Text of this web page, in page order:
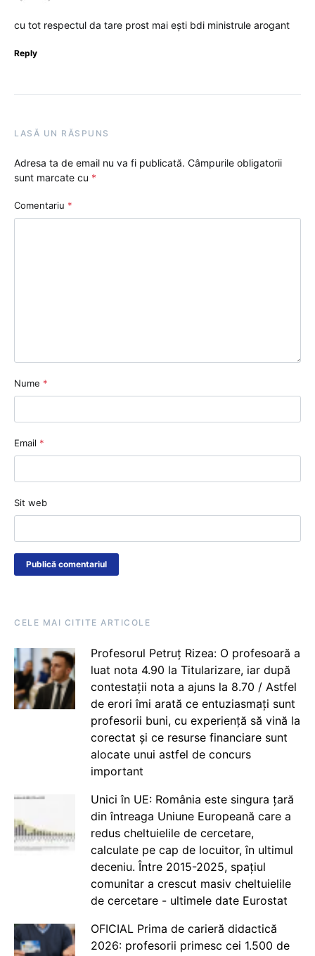
cu tot respectul da tare prost mai ești bdi ministrule arogant
Reply
LASĂ UN RĂSPUNS
Adresa ta de email nu va fi publicată. Câmpurile obligatorii
sunt marcate cu *
Comentariu *
Nume *
Email *
Sit web
CELE MAI CITITE ARTICOLE
Profesorul Petruț Rizea: O profesoară a
luat nota 4.90 la Titularizare, iar după
contestații nota a ajuns la 8.70 / Astfel
de erori îmi arată ce entuziasmați sunt
profesorii buni, cu experiență să vină la
corectat și ce resurse financiare sunt
alocate unui astfel de concurs
important
Unici în UE: România este singura țară
din întreaga Uniune Europeană care a
redus cheltuielile de cercetare,
calculate pe cap de locuitor, în ultimul
deceniu. Între 2015-2025, spațiul
comunitar a crescut masiv cheltuielile
de cercetare - ultimele date Eurostat
OFICIAL Prima de carieră didactică
2026: profesorii primesc cei 1.500 de